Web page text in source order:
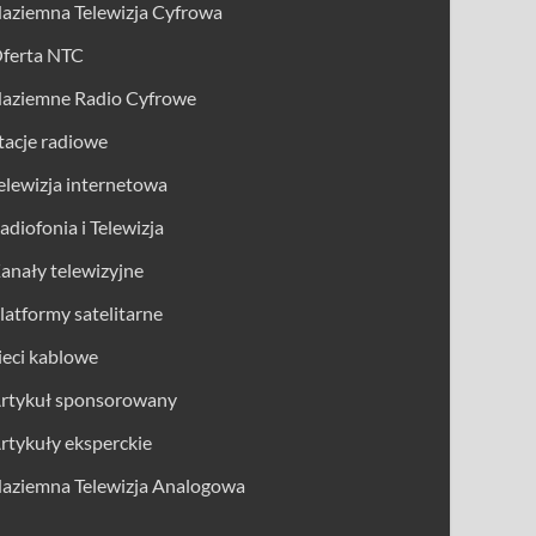
Telewizja Cyfrowa
NTC
Radio Cyfrowe
radiowe
internetowa
i Telewizja
telewizyjne
satelitarne
kablowe
sponsorowany
eksperckie
Telewizja Analogowa